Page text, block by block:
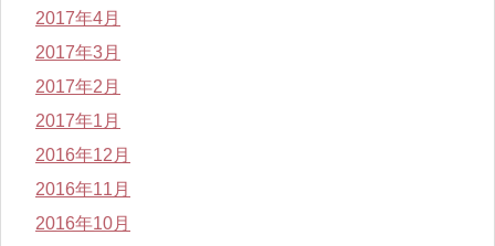
2017年4月
2017年3月
2017年2月
2017年1月
2016年12月
2016年11月
2016年10月